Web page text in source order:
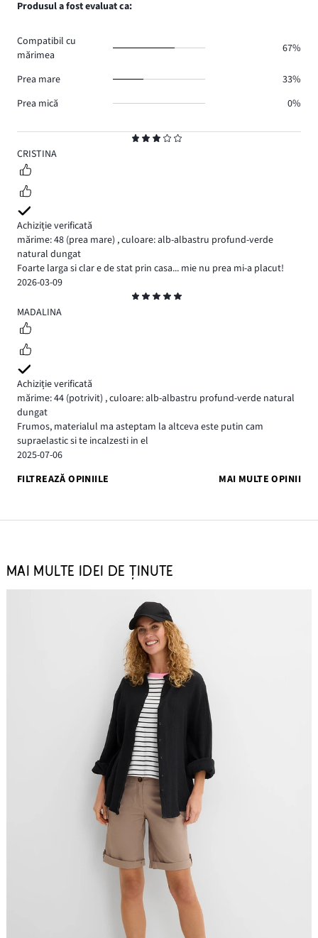
3
CRISTINA
Achiziție verificată
mărime: 48 (prea mare) ,culoare: alb-albastru profund-verde
natural dungat
Foarte larga si clar e de stat prin casa... mie nu prea mi-a placut!
2026-03-09
5
MADALINA
Achiziție verificată
mărime: 44 (potrivit) ,culoare: alb-albastru profund-verde natural
dungat
Frumos, materialul ma asteptam la altceva este putin cam
supraelastic si te incalzesti in el
2025-07-06
FILTREAZĂ OPINIILE
MAI MULTE OPINII
Produsul a fost evaluat ca:
Compatibil cu
mărimea
67%
Prea mare
33%
Prea mică
0%
MAI MULTE IDEI DE ȚINUTE